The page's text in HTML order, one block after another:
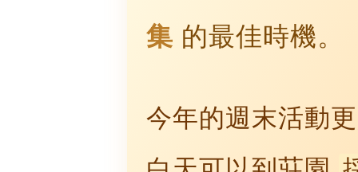
集 的最佳時機。
今年的週末活動